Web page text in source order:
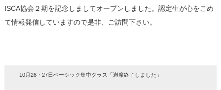
ISCA協会２期を記念しましてオープンしました。認定生が心をこめ
て情報発信していますので是非、ご訪問下さい。
10月26・27日ベーシック集中クラス「満席終了しました」